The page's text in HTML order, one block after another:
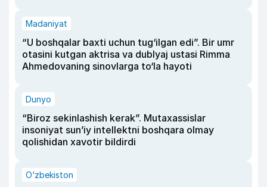
Madaniyat
“U boshqalar baxti uchun tug‘ilgan edi”. Bir umr
otasini kutgan aktrisa va dublyaj ustasi Rimma
Ahmedovaning sinovlarga to‘la hayoti
Dunyo
“Biroz sekinlashish kerak”. Mutaxassislar
insoniyat sun’iy intellektni boshqara olmay
qolishidan xavotir bildirdi
O‘zbekiston